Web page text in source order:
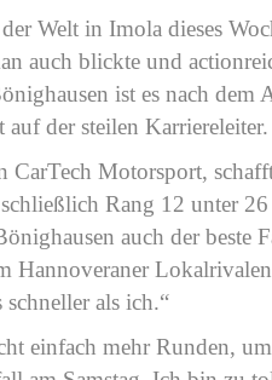
Welt in Imola dieses
auch blickte und
ist es nach dem
der steilen Karriereleiter.
Motorsport,
Rang 12 unter
auch der beste
Hannoveraner
als ich.“
einfach mehr Runden,